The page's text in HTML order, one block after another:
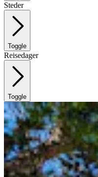
Steder
Toggle
Reisedager
Toggle